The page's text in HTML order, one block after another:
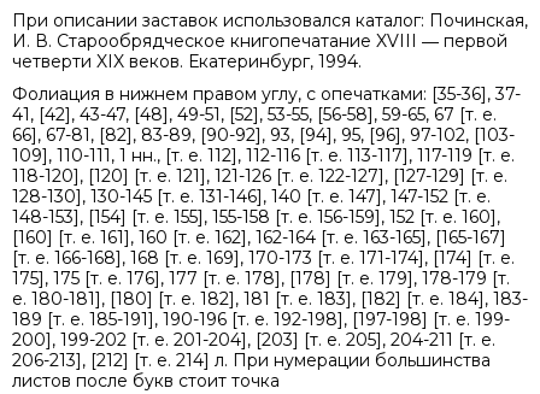
При описании заставок использовался каталог: Починская,
И. В. Старообрядческое книгопечатание XVIII ― первой
четверти XIX веков. Екатеринбург, 1994.
Фолиация в нижнем правом углу, с опечатками: [35-36], 37-
41, [42], 43-47, [48], 49-51, [52], 53-55, [56-58], 59-65, 67 [т. е.
66], 67-81, [82], 83-89, [90-92], 93, [94], 95, [96], 97-102, [103-
109], 110-111, 1 нн., [т. е. 112], 112-116 [т. е. 113-117], 117-119 [т. е.
118-120], [120] [т. е. 121], 121-126 [т. е. 122-127], [127-129] [т. е.
128-130], 130-145 [т. е. 131-146], 140 [т. е. 147], 147-152 [т. е.
148-153], [154] [т. е. 155], 155-158 [т. е. 156-159], 152 [т. е. 160],
[160] [т. е. 161], 160 [т. е. 162], 162-164 [т. е. 163-165], [165-167]
[т. е. 166-168], 168 [т. е. 169], 170-173 [т. е. 171-174], [174] [т. е.
175], 175 [т. е. 176], 177 [т. е. 178], [178] [т. е. 179], 178-179 [т.
е. 180-181], [180] [т. е. 182], 181 [т. е. 183], [182] [т. е. 184], 183-
189 [т. е. 185-191], 190-196 [т. е. 192-198], [197-198] [т. е. 199-
200], 199-202 [т. е. 201-204], [203] [т. е. 205], 204-211 [т. е.
206-213], [212] [т. е. 214] л. При нумерации большинства
листов после букв стоит точка